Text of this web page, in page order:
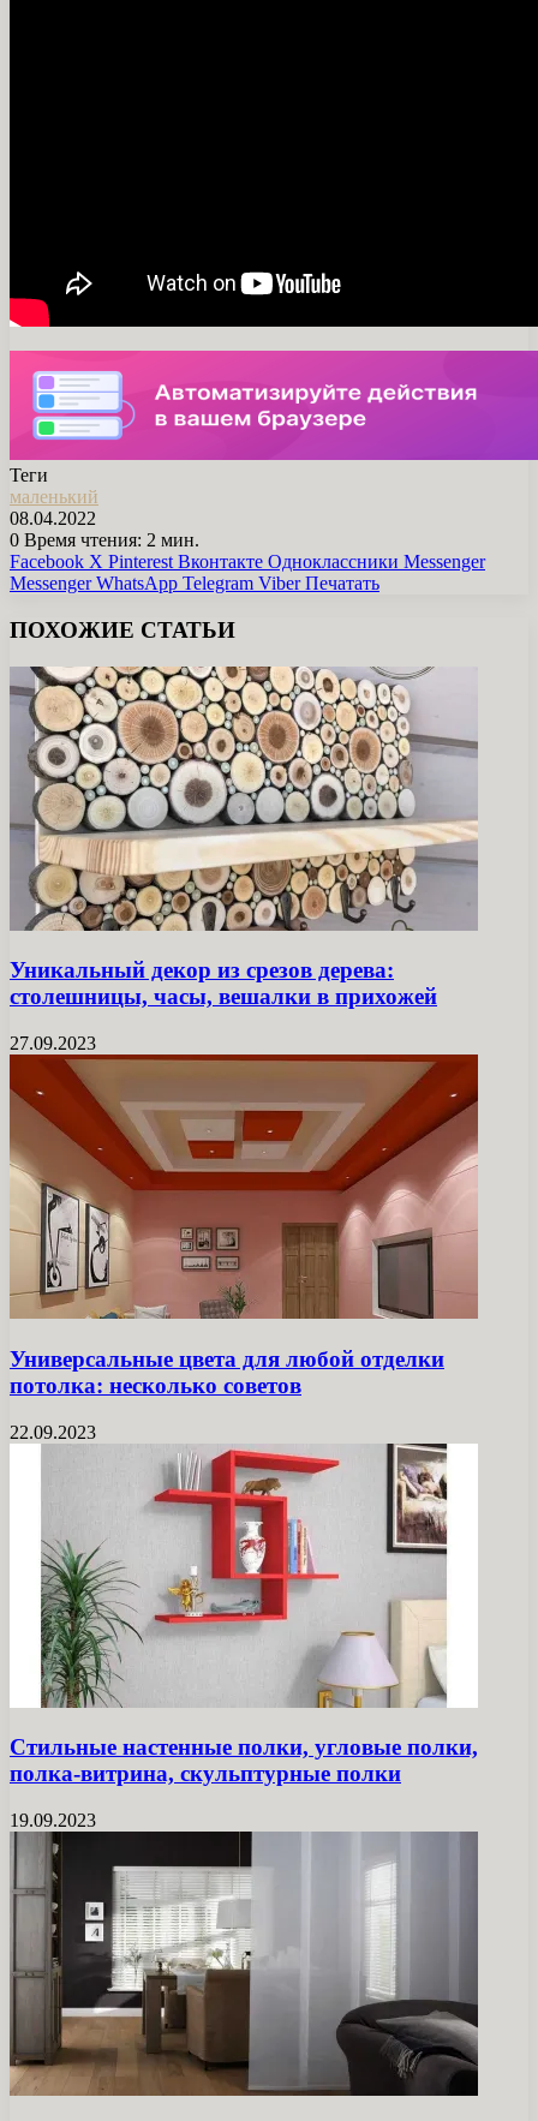
Теги
маленький
08.04.2022
0 Время чтения: 2 мин.
Facebook X Pinterest Вконтакте Одноклассники Messenger
Messenger WhatsApp Telegram Viber Печатать
ПОХОЖИЕ СТАТЬИ
Уникальный декор из срезов дерева:
столешницы, часы, вешалки в прихожей
27.09.2023
Универсальные цвета для любой отделки
потолка: несколько советов
22.09.2023
Стильные настенные полки, угловые полки,
полка-витрина, скульптурные полки
19.09.2023